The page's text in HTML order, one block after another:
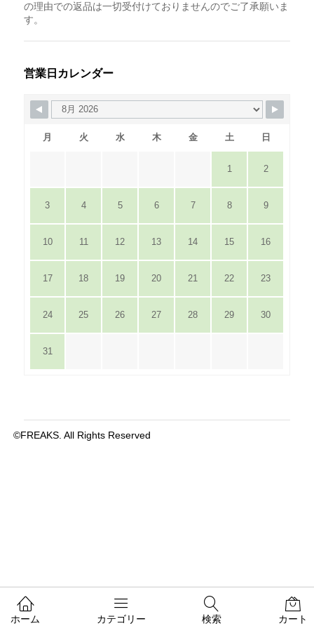
の理由での返品は一切受付けておりませんのでご了承願いま
す。
営業日カレンダー
月 火 水 木 金 土 日
1 2
3 4 5 6 7 8 9
10 11 12 13 14 15 16
17 18 19 20 21 22 23
24 25 26 27 28 29 30
31
©FREAKS. All Rights Reserved
ホーム カテゴリー 検索 カート